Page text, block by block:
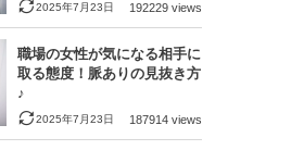
2025年7月23日 192229 views
職場の女性が気になる相手に
取る態度！脈ありの見抜き方
♪
2025年7月23日 187914 views